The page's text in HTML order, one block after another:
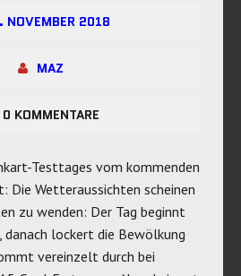
NOVEMBER 2018
MAZ
0 KOMMENTARE
Testtages vom kommenden
Die Wetteraussichten scheinen
zu wenden: Der Tag beginnt
danach lockert die Bewölkung
vereinzelt durch bei